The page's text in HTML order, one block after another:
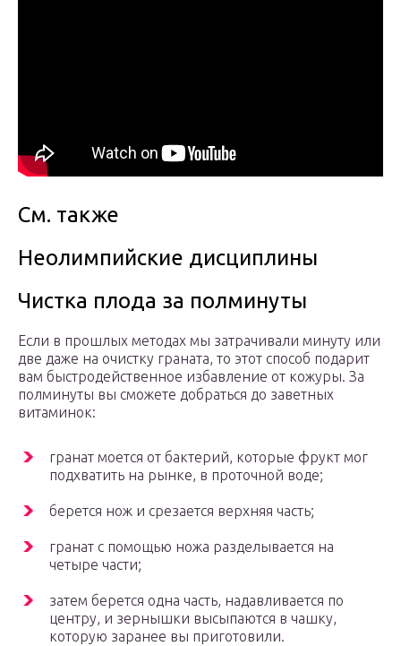
См. также
Неолимпийские дисциплины
Чистка плода за полминуты
Если в прошлых методах мы затрачивали минуту или
две даже на очистку граната, то этот способ подарит
вам быстродейственное избавление от кожуры. За
полминуты вы сможете добраться до заветных
витаминок:
гранат моется от бактерий, которые фрукт мог
подхватить на рынке, в проточной воде;
берется нож и срезается верхняя часть;
гранат с помощью ножа разделывается на
четыре части;
затем берется одна часть, надавливается по
центру, и зернышки высыпаются в чашку,
которую заранее вы приготовили.